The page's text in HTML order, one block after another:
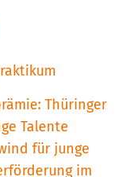
Thüringer
Talente
für junge
im